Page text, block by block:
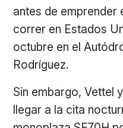
antes de emprender
correr en Estados
octubre en el
Rodríguez.
Sin embargo, Vettel
llegar a la cita